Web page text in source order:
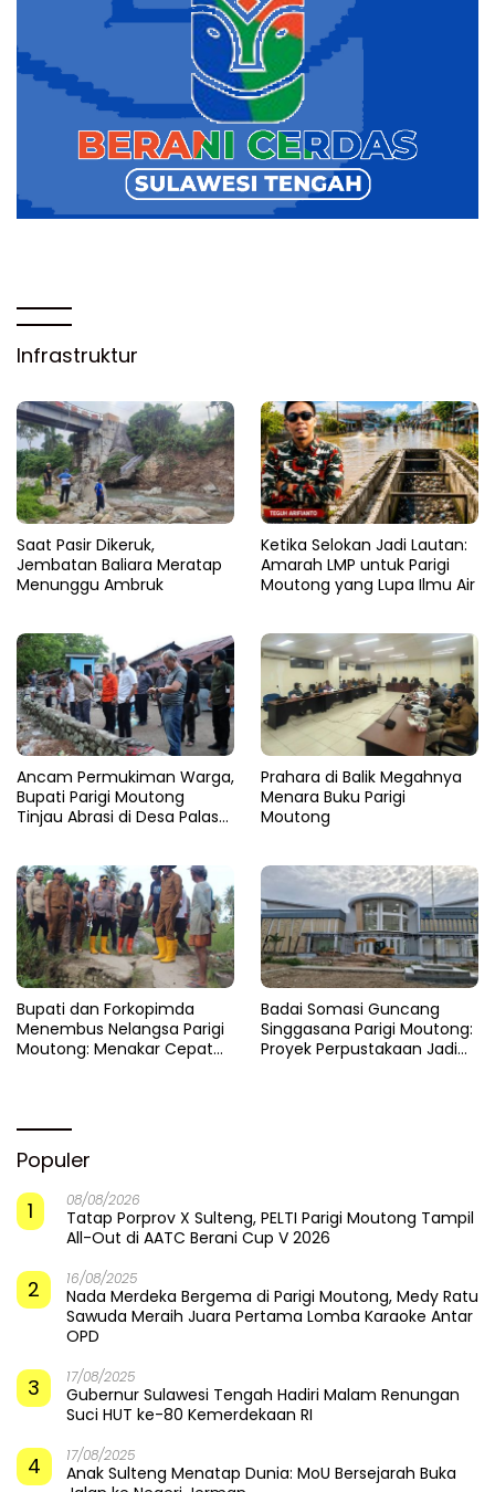
Infrastruktur
Saat Pasir Dikeruk,
Jembatan Baliara Meratap
Menunggu Ambruk
Ketika Selokan Jadi Lautan:
Amarah LMP untuk Parigi
Moutong yang Lupa Ilmu Air
Ancam Permukiman Warga,
Bupati Parigi Moutong
Tinjau Abrasi di Desa Palasa
Prahara di Balik Megahnya
Menara Buku Parigi
Moutong
​Bupati dan Forkopimda
Menembus Nelangsa Parigi
Moutong: Menakar Cepat
Badai Somasi Guncang
Singgasana Parigi Moutong:
Proyek Perpustakaan Jadi
Populer
1
08/08/2026
Tatap Porprov X Sulteng, PELTI Parigi Moutong Tampil
All-Out di AATC Berani Cup V 2026
2 16/08/2025
Nada Merdeka Bergema di Parigi Moutong, Medy Ratu
Sawuda Meraih Juara Pertama Lomba Karaoke Antar
OPD
3 17/08/2025
Gubernur Sulawesi Tengah Hadiri Malam Renungan
Suci HUT ke-80 Kemerdekaan RI
4 17/08/2025
Anak Sulteng Menatap Dunia: MoU Bersejarah Buka